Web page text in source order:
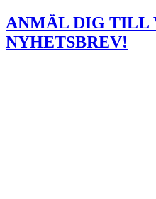
ANMÄL DIG TILL
NYHETSBREV!